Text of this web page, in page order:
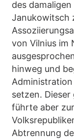
des
Janukowitsch
von Vilnius im
hinweg und
setzen. Dieser
führte aber
Abtrennung